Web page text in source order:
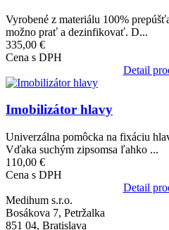
Vyrobené z materiálu 100%
možno prať a dezinfikovať. D...
335,00 €
Cena s DPH
Detail
Obrázok
Imobilizátor hlavy
Univerzálna pomôcka na fixáciu
Vďaka suchým zipsomsa ľahko ...
110,00 €
Cena s DPH
Detail
Medihum s.r.o.
Bosákova 7, Petržalka
851 04, Bratislava